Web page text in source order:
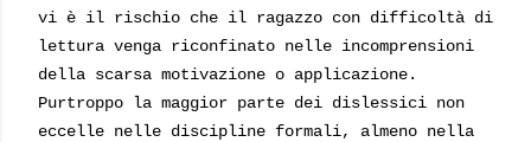
vi è il rischio che il ragazzo con difficoltà di
lettura venga riconfinato nelle incomprensioni
della scarsa motivazione o applicazione.
Purtroppo la maggior parte dei dislessici non
eccelle nelle discipline formali, almeno nella